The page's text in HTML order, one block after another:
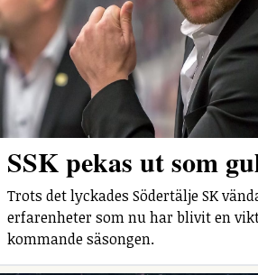
SSK pekas ut som
Trots det lyckades Södertälje SK
erfarenheter som nu har blivit en
kommande säsongen.